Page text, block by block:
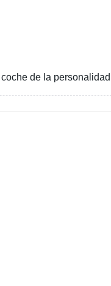
coche de la